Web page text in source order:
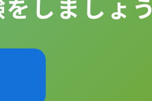
しましょう